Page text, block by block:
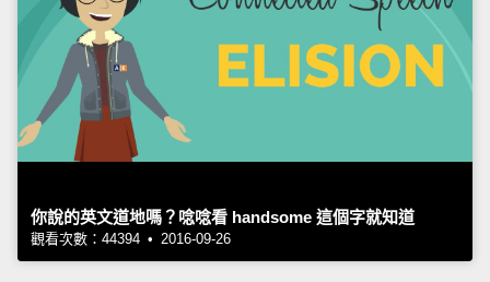
你說的英文道地嗎？唸唸看 handsome 這個字就知道
觀看次數：44394 • 2016-09-26